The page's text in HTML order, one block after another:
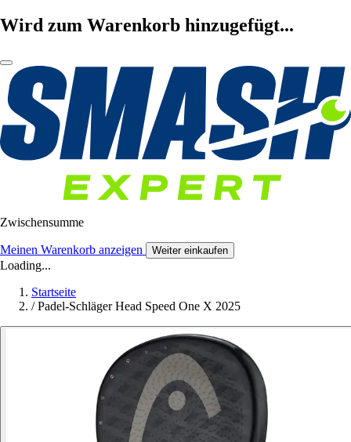
Wird zum Warenkorb hinzugefügt...
Zwischensumme
Meinen Warenkorb anzeigen Weiter einkaufen
Loading...
Startseite
/ Padel-Schläger Head Speed One X 2025